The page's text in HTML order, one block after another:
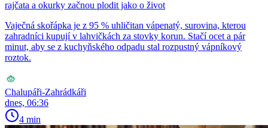
rajčata a okurky začnou plodit jako o život
Vaječná skořápka je z 95 % uhličitan vápenatý, surovina, kterou
zahradníci kupují v lahvičkách za stovky korun. Stačí ocet a pár
minut, aby se z kuchyňského odpadu stal rozpustný vápníkový
roztok.
Chalupáři-Zahrádkáři
dnes, 06:36
4 min